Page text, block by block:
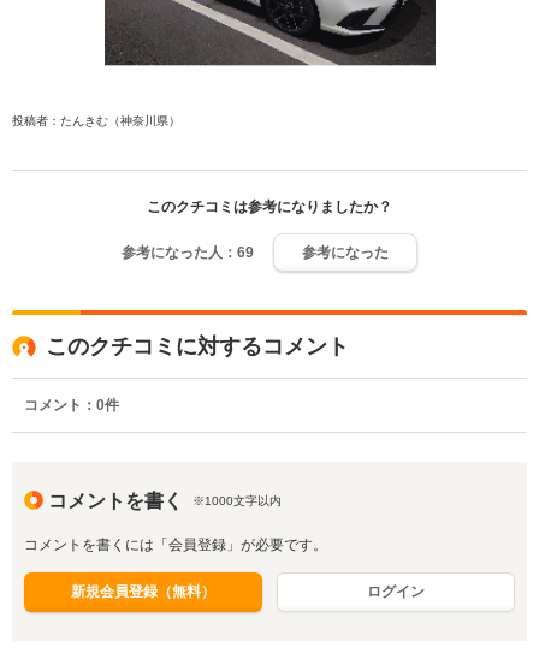
投稿者：たんきむ（神奈川県）
このクチコミは参考になりましたか？
参考になった人： 69 参考になった
このクチコミに対するコメント
コメント： 0件
コメントを書く ※1000文字以内
コメントを書くには「会員登録」が必要です。
新規会員登録（無料） ログイン